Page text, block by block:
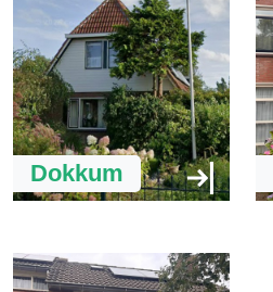
Dokkum